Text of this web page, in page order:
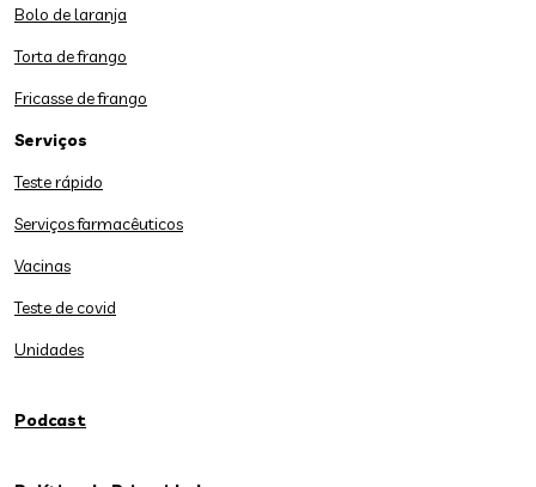
Bolo de laranja
Torta de frango
Fricasse de frango
Serviços
Teste rápido
Serviços farmacêuticos
Vacinas
Teste de covid
Unidades
Podcast